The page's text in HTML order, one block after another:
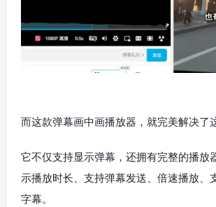
而这款弹幕画中画播放器，就完美解决了
它不仅支持显示弹幕，还拥有完整的播放
示播放时长、支持弹幕发送、倍速播放、
字幕。